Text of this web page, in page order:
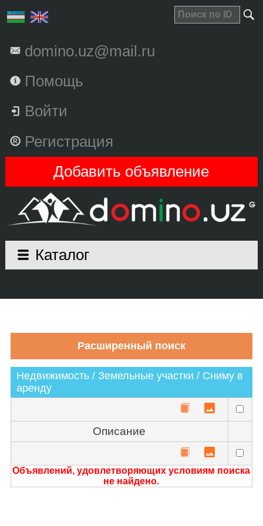
domino.uz@mail.ru
Помощь
Войти
Регистрация
Добавить объявление
Каталог
Недвижимость / Земельные участки / Сниму в
аренду
Описание
Объявлений, удовлетворяющих условиям поиска
не найдено.